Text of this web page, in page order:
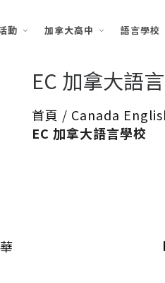
動 加拿大高中 語言學校
EC 加拿大語
首頁 / Canada
EC 加拿大語言學校